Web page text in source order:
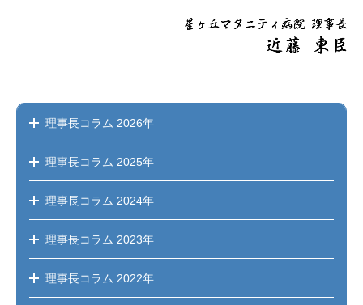
理事長コラム 2026年
理事長コラム 2025年
理事長コラム 2024年
理事長コラム 2023年
理事長コラム 2022年